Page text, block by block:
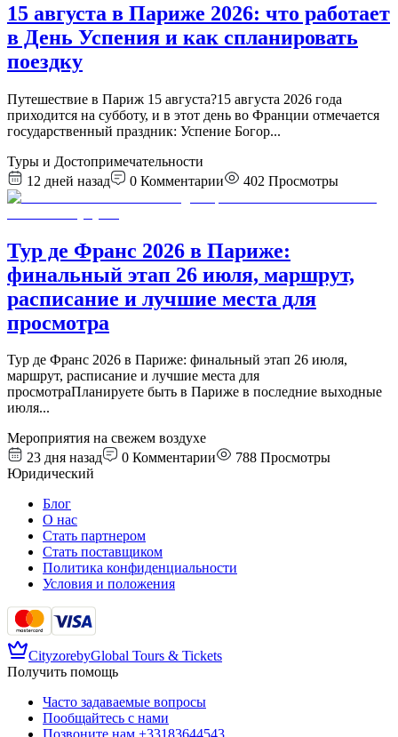
15 августа в Париже 2026: что работает
в День Успения и как спланировать
поездку
Путешествие в Париж 15 августа?15 августа 2026 года
приходится на субботу, и в этот день во Франции отмечается
государственный праздник: Успение Богор...
Туры и Достопримечательности
12 дней назад
0 Комментарии 402 Просмотры
Тур де Франс 2026 в Париже:
финальный этап 26 июля, маршрут,
расписание и лучшие места для
просмотра
Тур де Франс 2026 в Париже: финальный этап 26 июля,
маршрут, расписание и лучшие места для
просмотраПланируете быть в Париже в последние выходные
июля...
Мероприятия на свежем воздухе
23 дня назад
0 Комментарии 788 Просмотры
Юридический
Блог
О нас
Стать партнером
Стать поставщиком
Политика конфиденциальности
Условия и положения
CityzorebyGlobal Tours & Tickets
Получить помощь
Часто задаваемые вопросы
Пообщайтесь с нами